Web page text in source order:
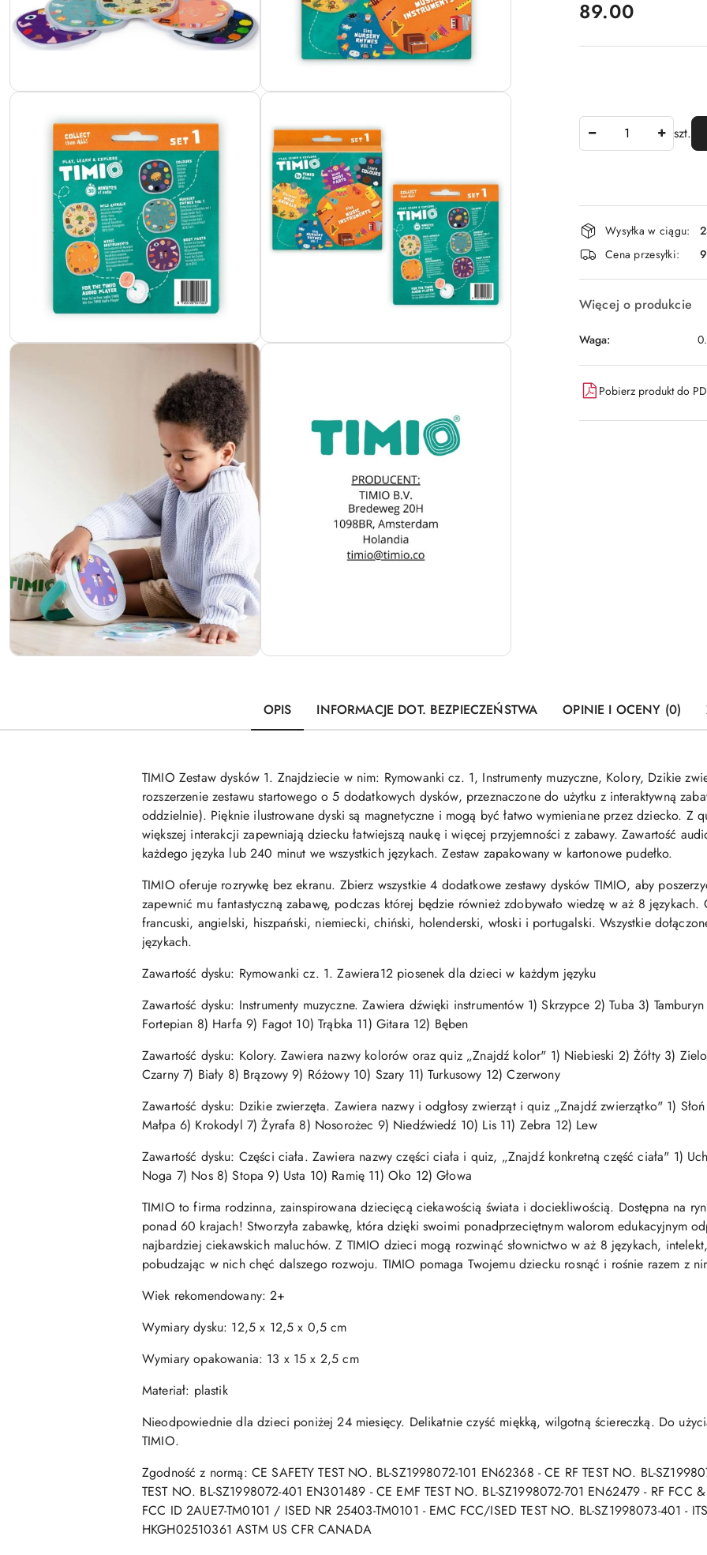
cena:
89.00
szt.
Dostępność
i
dostawa
Wysyłka w ciągu:
Cena przesyłki:
Więcej o produkcie
Waga:
Pobierz produkt do
OPIS INFORMACJE DOT. BEZPIECZEŃSTWA OPINIE I OCENY (0)
TIMIO Zestaw dysków 1. Znajdziecie w nim: Rymowanki cz. 1, Instrumenty muzyczne, Kolory, Dzikie
rozszerzenie zestawu startowego o 5 dodatkowych dysków, przeznaczone do użytku z interaktywną
oddzielnie). Pięknie ilustrowane dyski są magnetyczne i mogą być łatwo wymieniane przez dziecko. Z
większej interakcji zapewniają dziecku łatwiejszą naukę i więcej przyjemności z zabawy. Zawartość
każdego języka lub 240 minut we wszystkich językach. Zestaw zapakowany w kartonowe pudełko.
TIMIO oferuje rozrywkę bez ekranu. Zbierz wszystkie 4 dodatkowe zestawy dysków TIMIO, aby
zapewnić mu fantastyczną zabawę, podczas której będzie również zdobywało wiedzę w aż 8
francuski, angielski, hiszpański, niemiecki, chiński, holenderski, włoski i portugalski. Wszystkie
językach.
Zawartość dysku: Rymowanki cz. 1. Zawiera12 piosenek dla dzieci w każdym języku
Zawartość dysku: Instrumenty muzyczne. Zawiera dźwięki instrumentów 1) Skrzypce 2) Tuba 3)
Fortepian 8) Harfa 9) Fagot 10) Trąbka 11) Gitara 12) Bęben
Zawartość dysku: Kolory. Zawiera nazwy kolorów oraz quiz „Znajdź kolor" 1) Niebieski 2) Żółty 3)
Czarny 7) Biały 8) Brązowy 9) Różowy 10) Szary 11) Turkusowy 12) Czerwony
Zawartość dysku: Dzikie zwierzęta. Zawiera nazwy i odgłosy zwierząt i quiz „Znajdź zwierzątko" 1)
Małpa 6) Krokodyl 7) Żyrafa 8) Nosorożec 9) Niedźwiedź 10) Lis 11) Zebra 12) Lew
Zawartość dysku: Części ciała. Zawiera nazwy części ciała i quiz, „Znajdź konkretną część ciała" 1)
Noga 7) Nos 8) Stopa 9) Usta 10) Ramię 11) Oko 12) Głowa
TIMIO to firma rodzinna, zainspirowana dziecięcą ciekawością świata i dociekliwością. Dostępna na
ponad 60 krajach! Stworzyła zabawkę, która dzięki swoimi ponadprzeciętnym walorom edukacyjnym
najbardziej ciekawskich maluchów. Z TIMIO dzieci mogą rozwinąć słownictwo w aż 8 językach,
pobudzając w nich chęć dalszego rozwoju. TIMIO pomaga Twojemu dziecku rosnąć i rośnie razem z
Wiek rekomendowany: 2+
Wymiary dysku: 12,5 x 12,5 x 0,5 cm
Wymiary opakowania: 13 x 15 x 2,5 cm
Materiał: plastik
Nieodpowiednie dla dzieci poniżej 24 miesięcy. Delikatnie czyść miękką, wilgotną ściereczką. Do
TIMIO.
Zgodność z normą: CE SAFETY TEST NO. BL-SZ1998072-101 EN62368 - CE RF TEST NO. BL-
TEST NO. BL-SZ1998072-401 EN301489 - CE EMF TEST NO. BL-SZ1998072-701 EN62479 - RF FCC
FCC ID 2AUE7-TM0101 / ISED NR 25403-TM0101 - EMC FCC/ISED TEST NO. BL-SZ1998073-401 -
HKGH02510361 ASTM US CFR CANADA